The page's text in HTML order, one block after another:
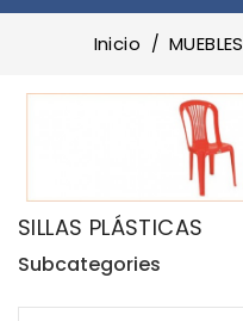
Inicio MUEBLES
SILLAS PLÁSTICAS
Subcategories